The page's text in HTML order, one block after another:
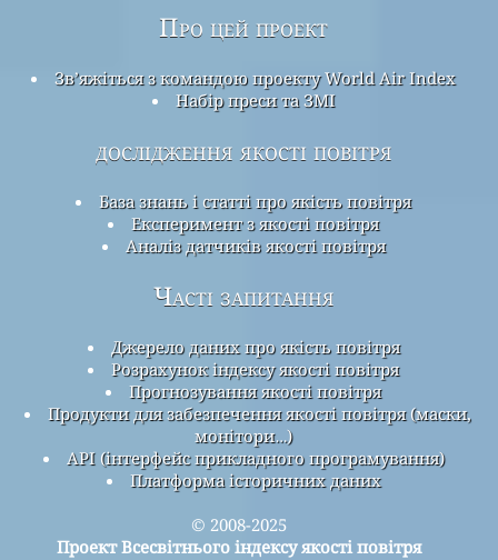
Про цей проект
Зв’яжіться з командою проекту World Air Index
Набір преси та ЗМІ
дослідження якості повітря
База знань і статті про якість повітря
Експеримент з якості повітря
Аналіз датчиків якості повітря
Часті запитання
Джерело даних про якість повітря
Розрахунок індексу якості повітря
Прогнозування якості повітря
Продукти для забезпечення якості повітря (маски,
монітори…)
API (інтерфейс прикладного програмування)
Платформа історичних даних
© 2008-2025
Проект Всесвітнього індексу якості повітря